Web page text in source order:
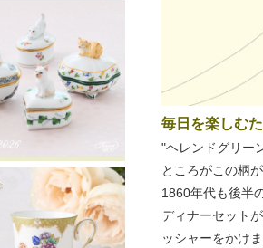
毎日を楽しむ
"ヘレンドグリー
ところがこの柄
1860年代も後半
ディナーセット
ッシャーをかけま